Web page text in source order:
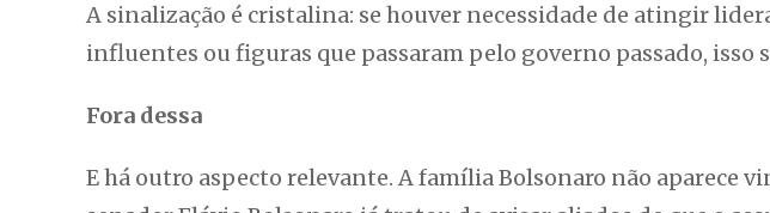
A sinalização é cristalina: se houver necessidade de atingir
influentes ou figuras que passaram pelo governo passado, isso
Fora dessa
E há outro aspecto relevante. A família Bolsonaro não aparece